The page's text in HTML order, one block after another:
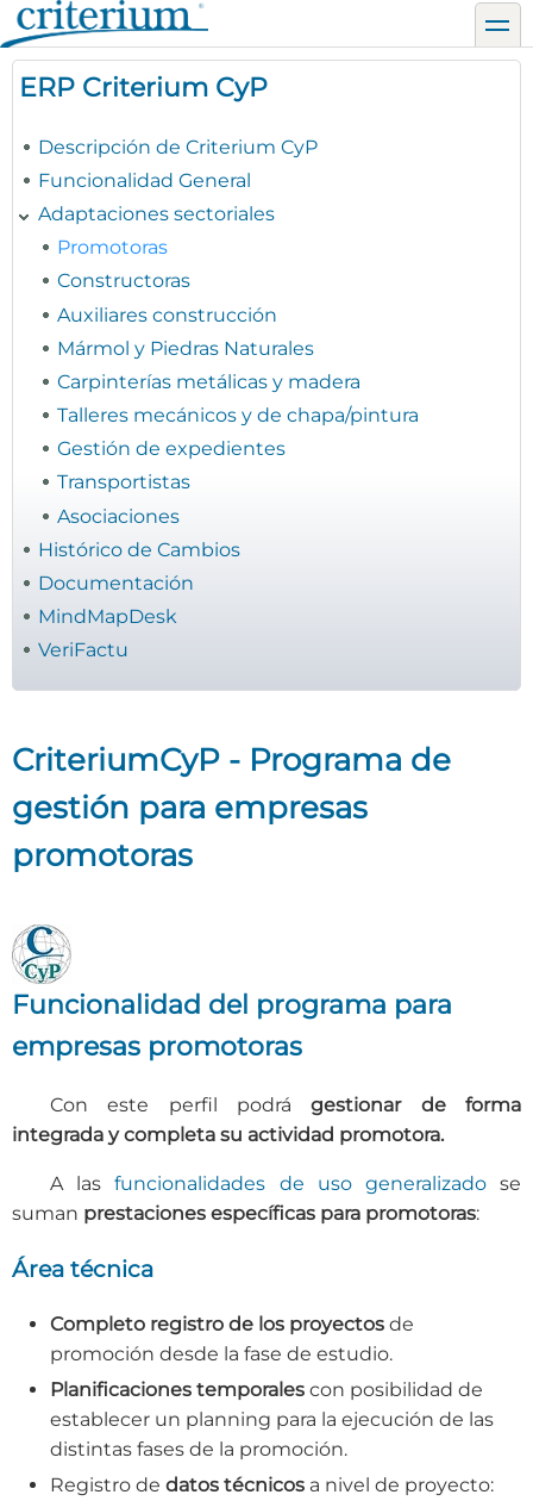
Pasar
al
contenido
principal
ERP Criterium CyP
Descripción de Criterium CyP
Funcionalidad General
Adaptaciones sectoriales
Promotoras
Constructoras
Auxiliares construcción
Mármol y Piedras Naturales
Carpinterías metálicas y madera
Talleres mecánicos y de chapa/pintura
Gestión de expedientes
Transportistas
Asociaciones
Histórico de Cambios
Documentación
MindMapDesk
VeriFactu
CriteriumCyP - Programa de
gestión para empresas
promotoras
Funcionalidad del programa para
empresas promotoras
Con este perfil podrágestionar de forma
integrada y completa su actividad promotora.
A lasfuncionalidades de uso generalizadose
suman prestaciones específicas para promotoras:
Área técnica
Completo registro de los proyectos de
promoción desde la fase de estudio.
Planificaciones temporales con posibilidad de
establecer un planning para la ejecución de las
distintas fases de la promoción.
Registro de datos técnicos a nivel de proyecto: